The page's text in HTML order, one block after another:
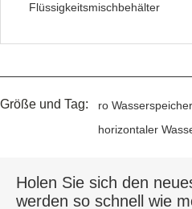
Flüssigkeitsmischbehälter
Größe und Tag: ro Wasserspeicher
horizontaler
Holen Sie sich den
werden so schnell wie